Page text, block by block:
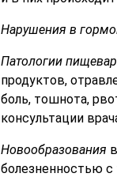
Нарушения в
Патологии
продуктов,
боль, тошнота,
консультации
Новообразования
болезненностью